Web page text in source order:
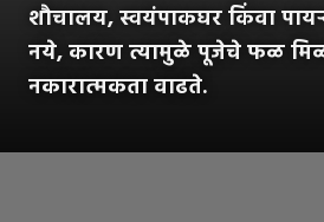
शौचालय, स्वयंपाकघर किंवा
नये, कारण त्यामुळे पूजेचे फळ
नकारात्मकता वाढते.